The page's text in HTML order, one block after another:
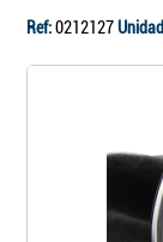
Ref:0212127